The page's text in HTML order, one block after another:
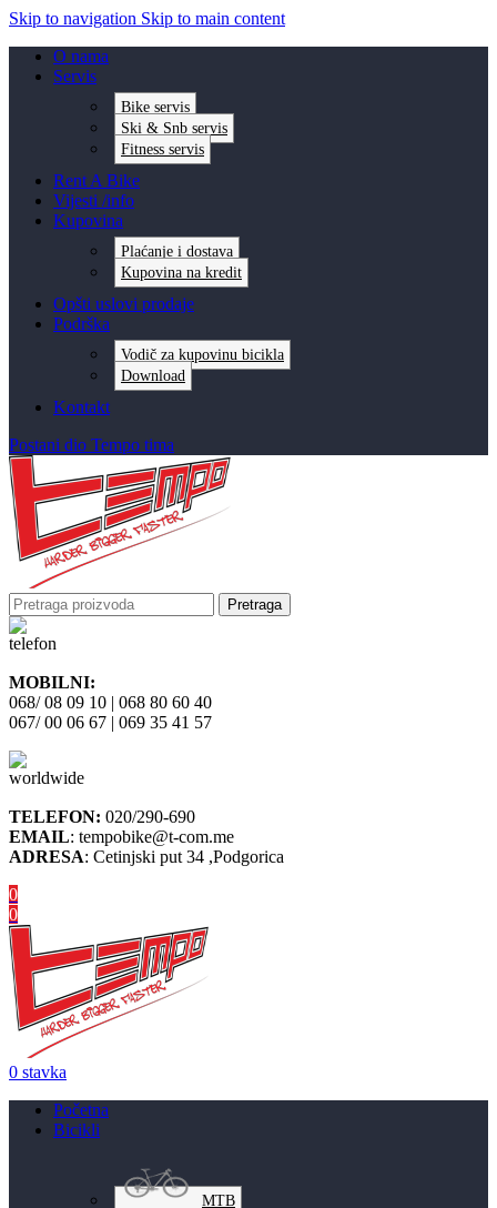
Skip to navigation Skip to main content
O nama
Servis
Bike servis
Ski & Snb servis
Fitness servis
Rent A Bike
Vijesti /info
Kupovina
Plaćanje i dostava
Kupovina na kredit
Opšti uslovi prodaje
Podrška
Vodič za kupovinu bicikla
Download
Kontakt
Postani dio Tempo tima
Pretraga
MOBILNI:
068/ 08 09 10 | 068 80 60 40
067/ 00 06 67 | 069 35 41 57
TELEFON: 020/290-690
EMAIL: tempobike@t-com.me
ADRESA: Cetinjski put 34 ,Podgorica
0
0
0 stavka
Početna
Bicikli
MTB